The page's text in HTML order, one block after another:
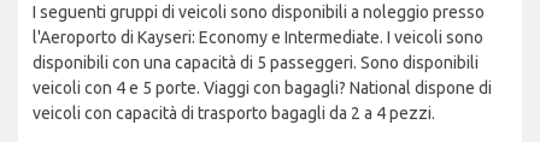
I seguenti gruppi di veicoli sono disponibili a noleggio presso
l'Aeroporto di Kayseri: Economy e Intermediate. I veicoli sono
disponibili con una capacità di 5 passeggeri. Sono disponibili
veicoli con 4 e 5 porte. Viaggi con bagagli? National dispone di
veicoli con capacità di trasporto bagagli da 2 a 4 pezzi.